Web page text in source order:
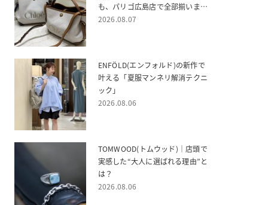
も、パリゴ広島店で全部揃いま
す！
2026.08.07
ENFÖLD(エンフォルド)の新作で
叶える「夏服マンネリ解消テクニ
ック」
2026.08.06
TOMWOOD(トムウッド)｜店頭で
実感した“大人に選ばれる理由”と
は？
2026.08.06